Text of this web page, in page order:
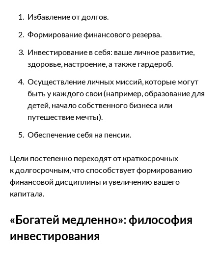
Избавление от долгов.
Формирование финансового резерва.
Инвестирование в себя: ваше личное развитие,
здоровье, настроение, а также гардероб.
Осуществление личных миссий, которые могут
быть у каждого свои (например, образование для
детей, начало собственного бизнеса или
путешествие мечты).
Обеспечение себя на пенсии.
Цели постепенно переходят от краткосрочных
к долгосрочным, что способствует формированию
финансовой дисциплины и увеличению вашего
капитала.
«Богатей медленно»: философия
инвестирования